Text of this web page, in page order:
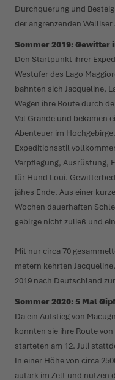
Durch­querung und
der angren­zenden
Sommer 2019: Gewitter
Den Startpunkt ihrer
Westufer des Lago
bahnten sich Jacqueline,
Wegen ihre Route durch
Val Grande und bekamen
Abenteuer im
Expedi­ti­onsstil
Verpflegung, Ausrüstung,
für Hund Loui.
jähes Ende. Aus einer
Wochen daue­r­haften
gebirge nicht zuließ und
Mit nur circa 70
metern kehrten
2019 nach Deut­schland
Sommer 2020: 5 Mal
Da ein Aufstieg von
konnten sie ihre Route
starteten am 12. Juli
In einer Höhe von circa
autark im Zelt und nutzen